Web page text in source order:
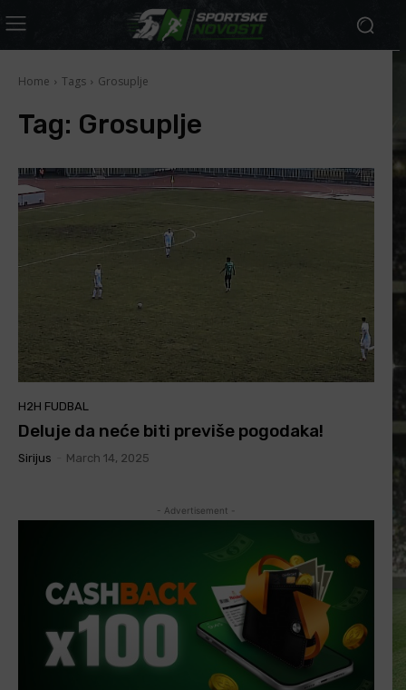
Home Tags Grosuplje
Tag: Grosuplje
H2H FUDBAL
Deluje da neće biti previše pogodaka!
Sirijus March 14, 2025
- Advertisement -